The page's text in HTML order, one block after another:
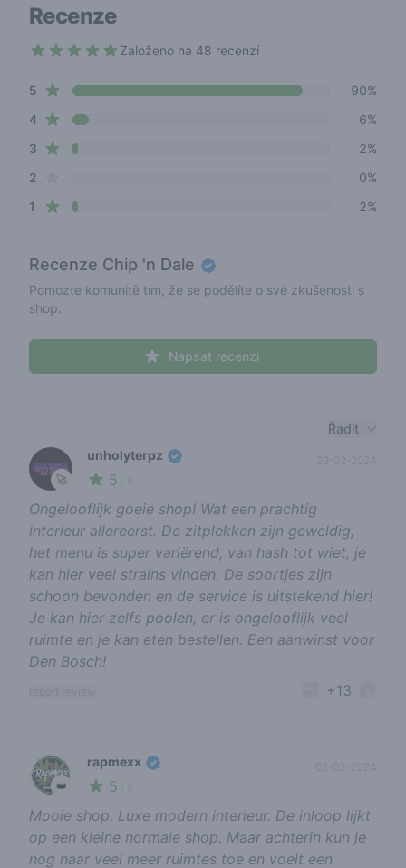
Recenze
Založeno na 48 recenzí
Review data
5 star reviews
90%
4star reviews
6%
3 star reviews
2%
2
0%
1 star reviews 2%
Recenze Chip 'n Dale
Pomozte komunitě tím, že se podělíte o své zkušenosti s
shop.
Napsat recenzi
Řadit
🚀
unholyterpz
5
Ongelooflijk goeie shop! Wat een prachtig
interieur allereerst. De zitplekken zijn geweldig,
het menu is super variërend, van hash tot wiet, je
kan hier veel strains vinden. De soortjes zijn
schoon bevonden en de service is uitstekend hier!
Je kan hier zelfs poolen, er is ongelooflijk veel
ruimte en je kan eten bestellen. Een aanwinst voor
Den Bosch!
+13
👑
rapmexx
5
02-03-2024
Mooie shop. Luxe modern interieur. De inloop lijkt
op een kleine normale shop. Maar achterin kun je
nog naar veel meer ruimtes toe en voelt een